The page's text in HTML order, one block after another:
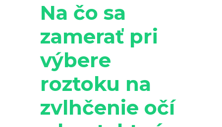
Na čo sa
zamerať pri
výbere
roztoku na
zvlhčenie očí